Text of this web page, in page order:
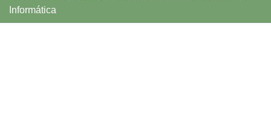
Informática